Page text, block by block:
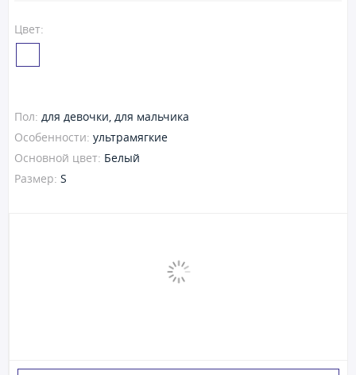
Цвет:
Пол: для девочки, для мальчика
Особенности: ультрамягкие
Основной цвет: Белый
Размер: S